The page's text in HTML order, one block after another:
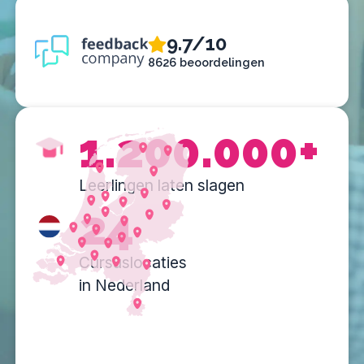
9.7/10
8626 beoordelingen
1.200.000+
Leerlingen laten slagen
24
Cursuslocaties
in Nederland